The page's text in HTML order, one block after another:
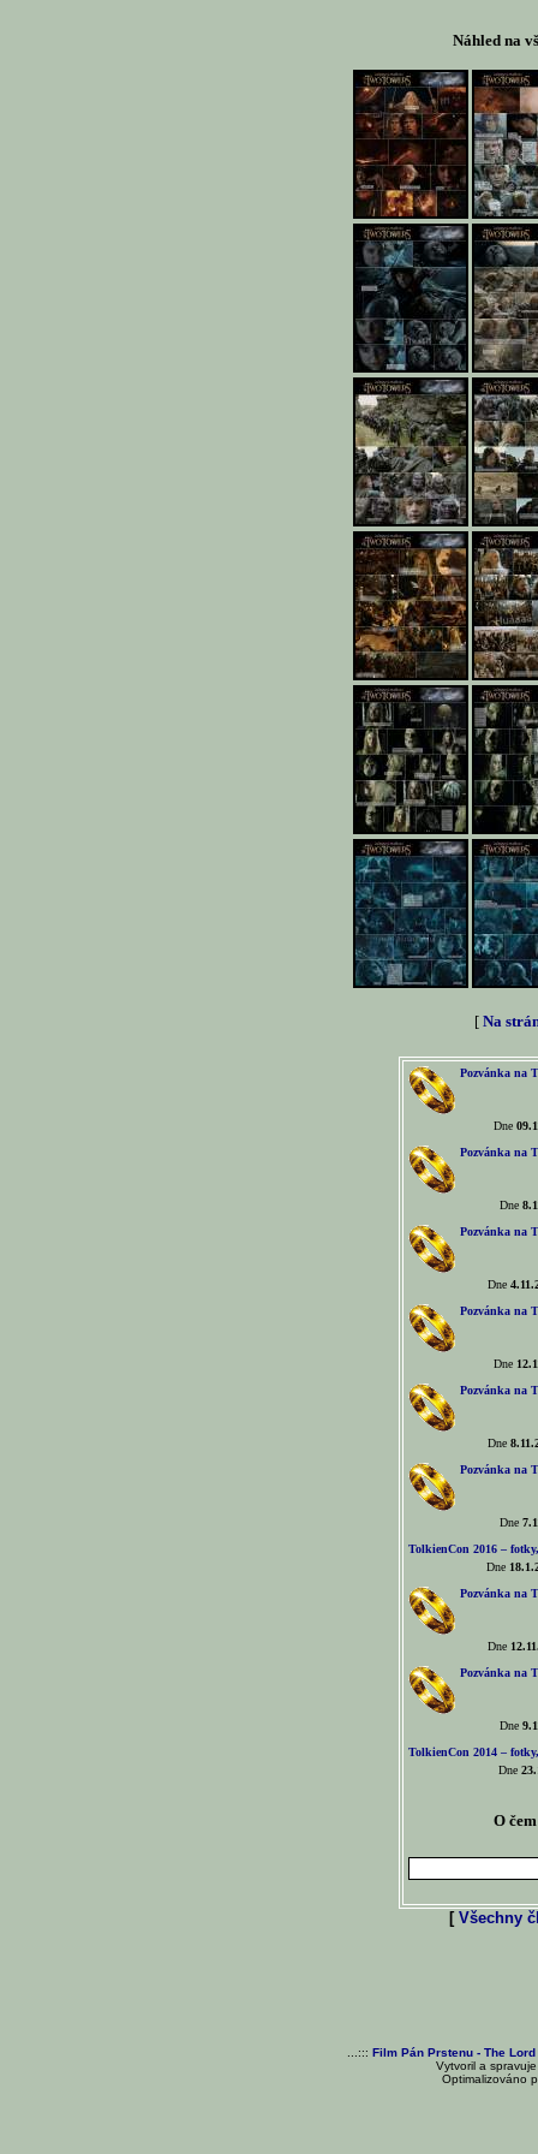
Náhled na
[ Na
Pozvánka na
Dne
Pozvánka na
Dne
Pozvánka na
Dne
Pozvánka na
Dne
Pozvánka na
Dne
Pozvánka na
Dne
TolkienCon 2016 –
Dne
Pozvánka na
Dne
Pozvánka na
Dne
TolkienCon 2014 –
Dne
O
[ Všechny
...::: Film Pán Prstenu - The
Vytvoril a
Optimalizováno